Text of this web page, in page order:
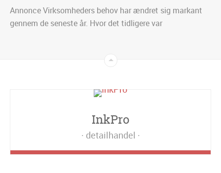
Annonce Virksomheders behov har ændret sig markant
gennem de seneste år. Hvor det tidligere var
InkPro
detailhandel